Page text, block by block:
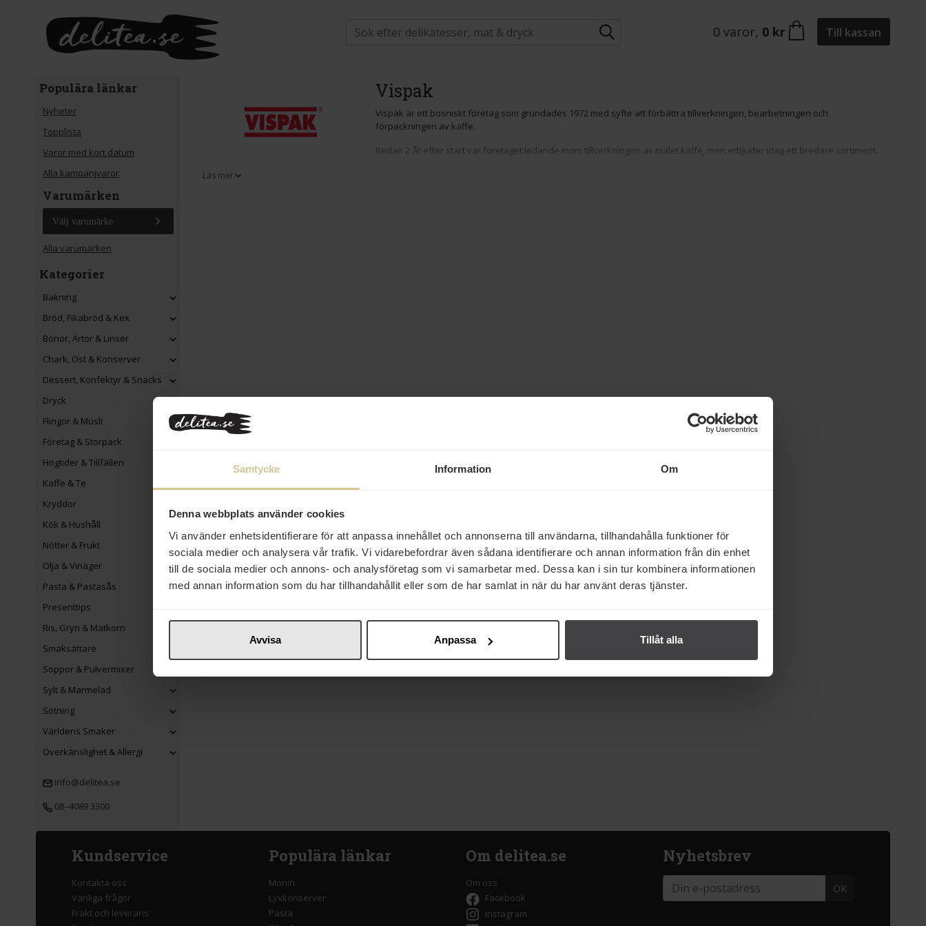
Samtycke Information Om
Denna webbplats använder cookies
Vi använder enhetsidentifierare för att anpassa innehållet och annonserna till användarna, tillhandahålla funktioner för
sociala medier och analysera vår trafik. Vi vidarebefordrar även sådana identifierare och annan information från din enhet
till de sociala medier och annons- och analysföretag som vi samarbetar med. Dessa kan i sin tur kombinera informationen
med annan information som du har tillhandahållit eller som de har samlat in när du har använt deras tjänster.
Avvisa Anpassa Tillåt alla
0 varor, 0 kr Till kassan
Populära länkar
Nyheter
Topplista
Varor med kort datum
Alla kampanjvaror
Varumärken
Välj varumärke
Alla varumärken
Kategorier
Bakning
Bröd, Fikabröd & Kex
Bönor, Ärtor & Linser
Chark, Ost & Konserver
Dessert, Konfektyr & Snacks
Dryck
Flingor & Müsli
Företag & Storpack
Högtider & Tillfällen
Kaffe & Te
Kryddor
Kök & Hushåll
Nötter & Frukt
Olja & Vinäger
Pasta & Pastasås
Presenttips
Ris, Gryn & Matkorn
Smaksättare
Soppor & Pulvermixer
Sylt & Marmelad
Sötning
Världens Smaker
Överkänslighet & Allergi
info@delitea.se
08–4089 3300
Vispak
Vispak är ett bosniskt företag som grundades 1972 med syfte att förbättra tillverkningen, bearbetningen och
förpackningen av kaffe.
Redan 2 år efter start var företaget ledande inom tillverkningen av malet kaffe, men erbjuder idag ett bredare sortiment.
Läs mer
Kundservice
Kontakta oss
Vanliga frågor
Frakt och leverans
Populära länkar
Monin
Lyxkonserver
Pasta
Om delitea.se
Om oss
Facebook
Instagram
Nyhetsbrev
OK